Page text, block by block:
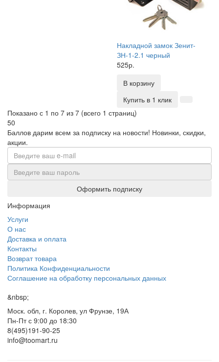
Накладной замок Зенит-
ЗН-1-2.1 черный
525р.
В корзину
Купить в 1 клик
Показано с 1 по 7 из 7 (всего 1 страниц)
50
Баллов дарим всем за подписку на новости! Новинки, скидки,
акции.
Оформить подписку
Информация
Услуги
О нас
Доставка и оплата
Контакты
Возврат товара
Политика Конфиденциальности
Соглашение на обработку персональных данных
&nbsp;
Моск. обл, г. Королев, ул Фрунзе, 19А
Пн-Пт с 9:00 до 18:30
8(495)191-90-25
info@toomart.ru